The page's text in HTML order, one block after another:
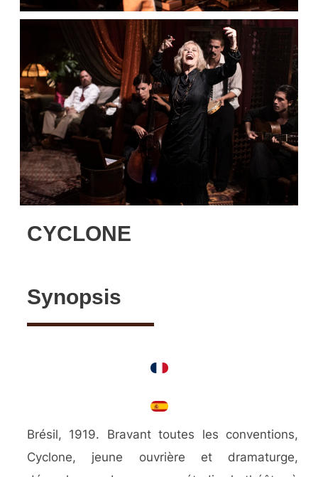
CYCLONE
Synopsis
Brésil, 1919. Bravant toutes les conventions,
Cyclone, jeune ouvrière et dramaturge,